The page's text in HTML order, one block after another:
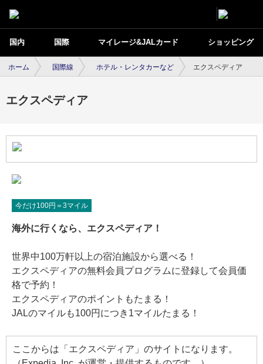
国内 国際 マイレージ&JALカード ショッピング
ホーム 国際線 ホテル・レンタカーなど エクスペディア
エクスペディア
今だけ100円＝3マイル
海外に行くなら、エクスペディア！
世界中100万軒以上の宿泊施設から選べる！
エクスペディアの無料会員プログラムに登録して会員価
格で予約！
エクスペディアのポイントもたまる！
JALのマイルも100円につき1マイルたまる！
ここからは「エクスペディア」のサイトになります。